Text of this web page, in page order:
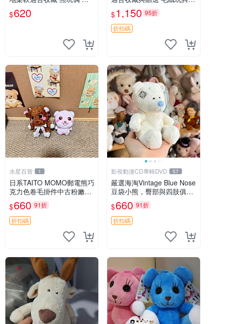
軟 公仔 收藏
$620
抱枕、公仔
$1,150 95折
折扣碼
水星百貨 1
日系TAITO MOMO郵電熊巧
克力色卷毛掛件中古粉嫩玩
偶微瑕推薦 postpet momo
郵電熊 中古玩偶
$660 91折
折扣碼
影視動漫CD專輯DVD 57
嚴選海淘Vintage Blue Nose
豆袋小熊，臀部與四肢俱
全，坐高11公分，附原盒與
吊牌收藏。藍鼻子小熊，值
得擁有 玩具 憶熊
$660 91折
折扣碼